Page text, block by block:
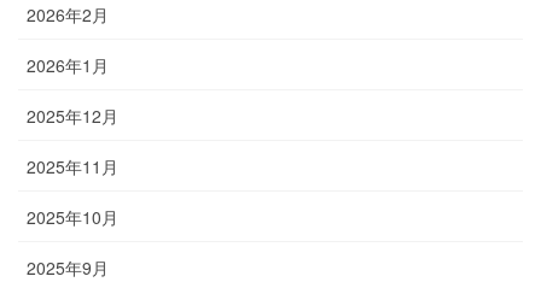
2026年2月
2026年1月
2025年12月
2025年11月
2025年10月
2025年9月